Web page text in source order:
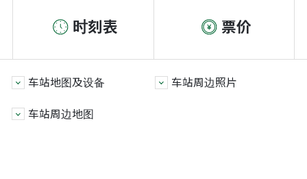
时刻表 票价
车站地图及设备 车站周边照片
车站周边地图